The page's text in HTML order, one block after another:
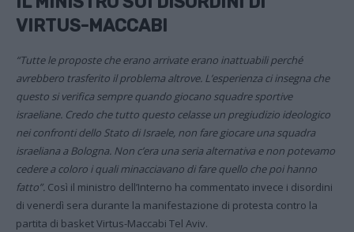
VIRTUS-MACCABI
“Tutte le proposte che erano arrivate erano inattuabili perché
avrebbero trasferito il problema altrove. L’esperienza ci insegna che
questo si verifica sempre quando giocano squadre sportive
israeliane. Credo che tutto questo celasse un pregiudizio ideologico
nei confronti dello Stato di Israele, non fare giocare una squadra
israeliana a Bologna. Non c’era una seria alternativa e non potevamo
cedere a coloro i quali minacciavano di fare quello che poi hanno
fatto”. Così il ministro dell’Interno ha commentato invece i disordini
di venerdì sera durante la manifestazione di protesta contro la
partita di basket Virtus-Maccabi Tel Aviv.